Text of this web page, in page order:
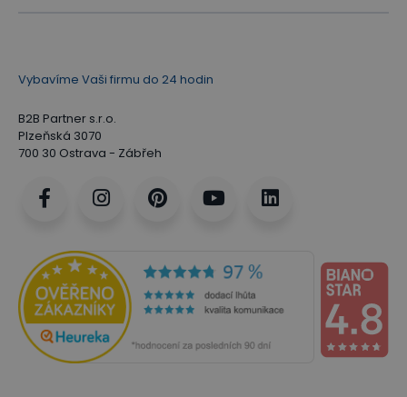
Vybavíme Vaši firmu do 24 hodin
B2B Partner s.r.o.
Plzeňská 3070
700 30 Ostrava - Zábřeh